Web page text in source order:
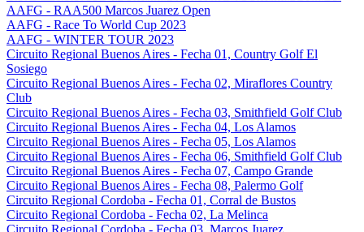
AAFG - RAA500 Marcos Juarez Open
AAFG - Race To World Cup 2023
AAFG - WINTER TOUR 2023
Circuito Regional Buenos Aires - Fecha 01, Country Golf El
Sosiego
Circuito Regional Buenos Aires - Fecha 02, Miraflores Country
Club
Circuito Regional Buenos Aires - Fecha 03, Smithfield Golf Club
Circuito Regional Buenos Aires - Fecha 04, Los Alamos
Circuito Regional Buenos Aires - Fecha 05, Los Alamos
Circuito Regional Buenos Aires - Fecha 06, Smithfield Golf Club
Circuito Regional Buenos Aires - Fecha 07, Campo Grande
Circuito Regional Buenos Aires - Fecha 08, Palermo Golf
Circuito Regional Cordoba - Fecha 01, Corral de Bustos
Circuito Regional Cordoba - Fecha 02, La Melinca
Circuito Regional Cordoba - Fecha 03, Marcos Juarez